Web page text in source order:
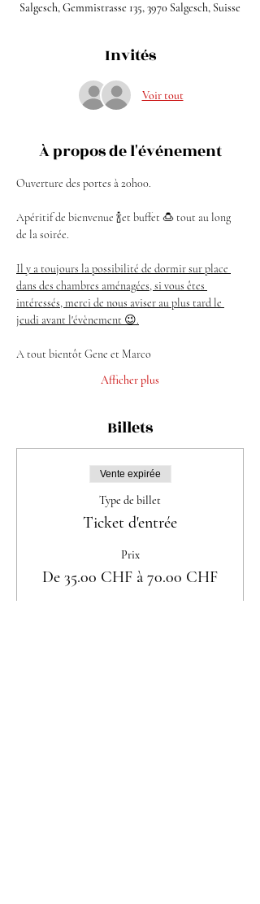
Salgesch, Gemmistrasse 135, 3970 Salgesch, Suisse
Invités
Voir tout
À propos de l'événement
Ouverture des portes à 20h00.
Apéritif de bienvenue 🍾et buffet 🍮 tout au long
de la soirée.
Il y a toujours la possibilité de dormir sur place
dans des chambres aménagées, si vous êtes
intéressés, merci de nous aviser au plus tard le
jeudi avant l'évènement 😉.
A tout bientôt Gene et Marco
Afficher plus
Billets
Vente expirée
Type de billet
Ticket d'entrée
Prix
De 35.00 CHF à 70.00 CHF